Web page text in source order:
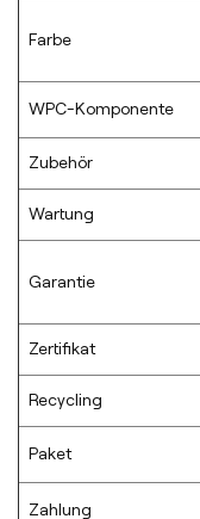
Farbe
WPC-Komponente
Zubehör
Wartung
Garantie
Zertifikat
Recycling
Paket
Zahlung